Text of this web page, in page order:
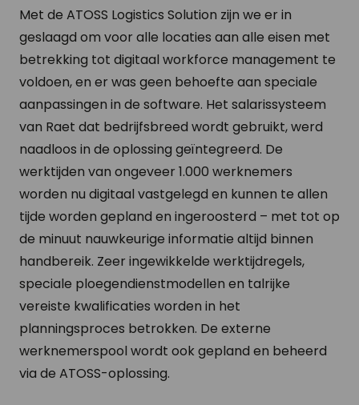
Met de ATOSS Logistics Solution zijn we er in
geslaagd om voor alle locaties aan alle eisen met
betrekking tot digitaal workforce management te
voldoen, en er was geen behoefte aan speciale
aanpassingen in de software. Het salarissysteem
van Raet dat bedrijfsbreed wordt gebruikt, werd
naadloos in de oplossing geïntegreerd. De
werktijden van ongeveer 1.000 werknemers
worden nu digitaal vastgelegd en kunnen te allen
tijde worden gepland en ingeroosterd – met tot op
de minuut nauwkeurige informatie altijd binnen
handbereik. Zeer ingewikkelde werktijdregels,
speciale ploegendienstmodellen en talrijke
vereiste kwalificaties worden in het
planningsproces betrokken. De externe
werknemerspool wordt ook gepland en beheerd
via de ATOSS-oplossing.